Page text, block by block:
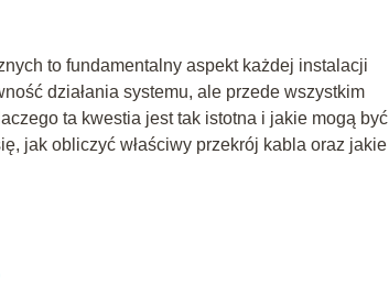
to fundamentalny aspekt każdej instalacji
działania systemu, ale przede wszystkim
ta kwestia jest tak istotna i jakie mogą być
jak obliczyć właściwy przekrój kabla oraz jakie